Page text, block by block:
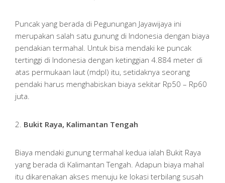
Puncak yang berada di Pegunungan Jayawijaya ini
merupakan salah satu gunung di Indonesia dengan biaya
pendakian termahal. Untuk bisa mendaki ke puncak
tertinggi di Indonesia dengan ketinggian 4.884 meter di
atas permukaan laut (mdpl) itu, setidaknya seorang
pendaki harus menghabiskan biaya sekitar Rp50 – Rp60
juta.
2. Bukit Raya, Kalimantan Tengah
Biaya mendaki gunung termahal kedua ialah Bukit Raya
yang berada di Kalimantan Tengah. Adapun biaya mahal
itu dikarenakan akses menuju ke lokasi terbilang susah